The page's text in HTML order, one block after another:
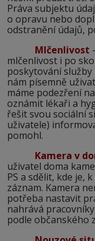
Práva subjektu
o opravu nebo
odstranění údajů,
Mlčenlivost
mlčenlivost i po
poskytování
nám písemně
máme podezření
oznámit lékaři a
řešit svou sociální
uživatele)
pomohl.
Kamera v
uživatel doma
PS a sdělit, kde je,
záznam. Kamera
potřeba nastavit
nahrává
podle občanského